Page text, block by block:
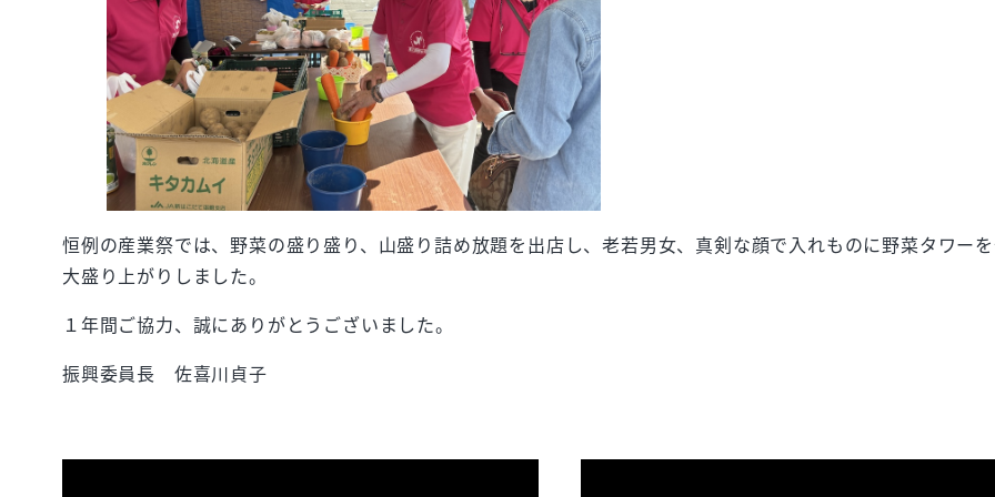
恒例の産業祭では、野菜の盛り盛り、山盛り詰め放題を出店し、老若男女、真剣な顔で入れものに野菜タワー
大盛り上がりしました。
１年間ご協力、誠にありがとうございました。
振興委員長 佐喜川貞子